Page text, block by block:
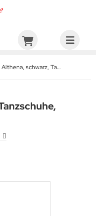
SwayD Althena, schwarz, Tanzschuhe, Sandale